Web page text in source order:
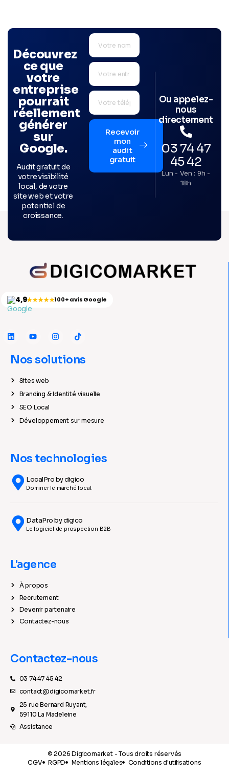
Découvrez
ce que
votre
entreprise
pourrait
réellement
générer
sur
Google.
Audit gratuit de
votre visibilité
local, de votre
site web et votre
potentiel de
croissance.
Recevoir
mon
audit
gratuit
Ou appelez-
nous
directement
03 74 47
45 42
Lun - Ven : 9h -
18h
4,9★★★★★100+ avis Google
Nos solutions
Sites web
Branding & Identité visuelle
SEO Local
Développement sur mesure
Nos technologies
LocalPro by digico
Dominer le marché local.
DataPro by digico
Le logiciel de prospection B2B
L'agence
À propos
Recrutement
Devenir partenaire
Contactez-nous
Contactez-nous
03 74 47 45 42
contact@digicomarket.fr
25 rue Bernard Ruyant,
59110 La Madeleine
Assistance
© 2026 Digicomarket - Tous droits réservés
CGV
RGPD Mentions légales Conditions d'utilisations